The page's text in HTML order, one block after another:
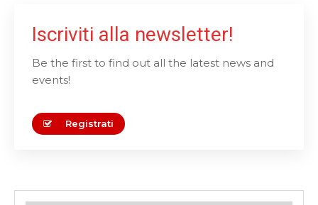
Iscriviti alla newsletter!
Be the first to find out all the latest news and
events!
Registrati